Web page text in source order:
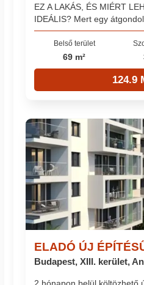
EZ A LAKÁS, ÉS MIÉRT
IDEÁLIS? Mert egy
Belső terület
69 m²
124.9
ELADÓ ÚJ
Budapest, XIII. kerület,
2 hónapon belül költözhető